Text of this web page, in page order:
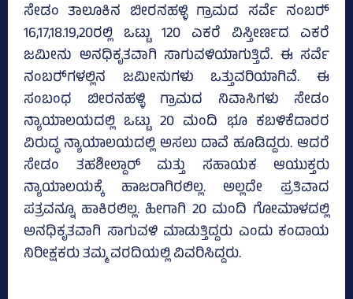
ಸೇಡಂ ತಾಲೂಕಿನ ಬೀರನಹಳ್ಳಿ ಗ್ರಾಮದ ಸರ್ವೆ ನಂಬರ್‍‌
16,17,18.19,20ರಲ್ಲಿ ಒಟ್ಟು 120 ಎಕರೆ ವಿಸ್ತೀರ್ಣದ ಎಕರೆ
ಜಮೀನು ಅನಧಿಕೃತವಾಗಿ ಸಾಗುವಳಿಯಾಗುತ್ತಿದೆ. ಈ ಸರ್ವೆ
ನಂಬರ್‍‌ಗಳಲ್ಲಿನ ಜಮೀನುಗಳು ಒತ್ತುವರಿಯಾಗಿವೆ. ಈ
ಸಂಬಂಧ ಬೀರನಹಳ್ಳಿ ಗ್ರಾಮದ ನಿವಾಸಿಗಳು ಸೇಡಂ
ನ್ಯಾಯಾಲಯದಲ್ಲಿ ಒಟ್ಟು 20 ಮಂದಿ ಭೂ ಕಬಳಿಕೆದಾರರ
ವಿರುದ್ಧ ನ್ಯಾಯಾಲಯದಲ್ಲಿ ಅಸಲು ದಾವೆ ಹೂಡಿದ್ದರು. ಆದರೆ
ಸೇಡಂ ತಹಶೀಲ್ದಾರ್ ಮತ್ತು ಸಹಾಯಕ ಆಯುಕ್ತರು
ನ್ಯಾಯಾಲಯಕ್ಕೆ ಹಾಜರಾಗಿರಲಿಲ್ಲ. ಅಲ್ಲದೇ ಪ್ರತಿವಾದ
ಪತ್ರವನ್ನೂ ಹಾಕಿರಲಿಲ್ಲ. ಹೀಗಾಗಿ 20 ಮಂದಿ ಗೋಮಾಳದಲ್ಲಿ
ಅನಧಿಕೃತವಾಗಿ ಸಾಗುವಳಿ ಮಾಡುತ್ತಿದ್ದರು ಎಂದು ಕಂದಾಯ
ನಿರೀಕ್ಷಕರು ತಮ್ಮ ವರದಿಯಲ್ಲಿ ವಿವರಿಸಿದ್ದರು.